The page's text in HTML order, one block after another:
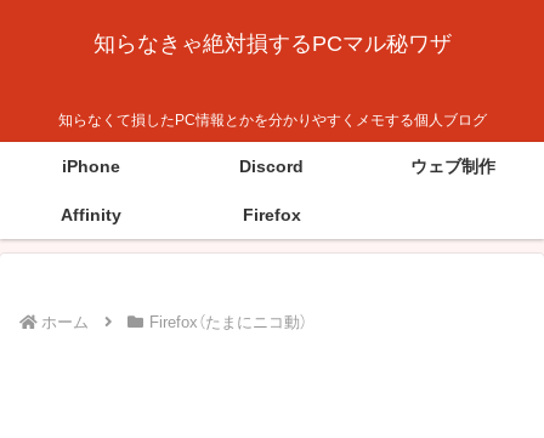
知らなきゃ絶対損するPCマル秘ワザ
知らなくて損したPC情報とかを分かりやすくメモする個人ブログ
iPhone Discord ウェブ制作
Affinity Firefox
ホーム Firefox（たまにニコ動）